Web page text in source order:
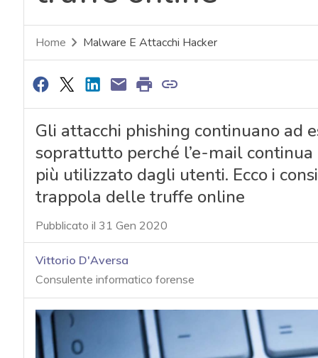
Home Malware E Attacchi Hacker
Gli attacchi phishing continuano ad
soprattutto perché l’e-mail
più utilizzato dagli utenti. Ecco i
trappola delle truffe online
Pubblicato il 31 Gen 2020
Vittorio D'Aversa
Consulente informatico forense